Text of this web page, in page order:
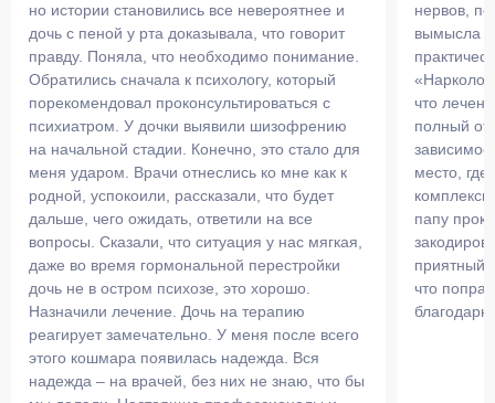
но истории становились все невероятнее и
дочь с пеной у рта доказывала, что говорит
правду. Поняла, что необходимо понимание.
Обратились сначала к психологу, который
порекомендовал проконсультироваться с
психиатром. У дочки выявили шизофрению
на начальной стадии. Конечно, это стало для
меня ударом. Врачи отнеслись ко мне как к
родной, успокоили, рассказали, что будет
дальше, чего ожидать, ответили на все
вопросы. Сказали, что ситуация у нас мягкая,
даже во время гормональной перестройки
дочь не в остром психозе, это хорошо.
Назначили лечение. Дочь на терапию
реагирует замечательно. У меня после всего
этого кошмара появилась надежда. Вся
надежда – на врачей, без них не знаю, что бы
нервов,
вымысла в
что
полный
место,
папу
приятный,
что